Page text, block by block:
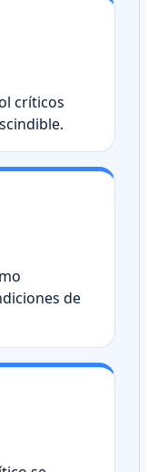
críticos
de